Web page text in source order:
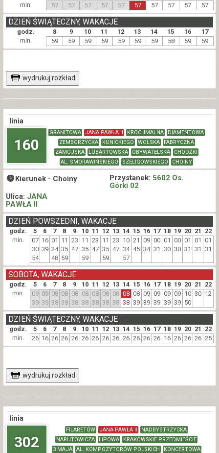
min. 57 57 57 57 57 57 57 57 57 57
godz. 8 9 10 11 12 13 14 15 16 17
DZIEŃ ŚWIĄTECZNY, WAKACJE
min. 59 59 59 59 59 59 59 58 59 59
wydrukuj rozkład
linia
160
GRANITOWA JANA PAWŁA II KROCHMALNA
DIAMENTOWA
ZEMBORZYCKA
KUNICKIEGO WOLSKA
FABRYCZNA
ZAMOJSKA
LUBARTOWSKA OBYWATELSKA
CHODŹKI
AL. SMORAWIŃSKIEGO
SZELIGOWSKIEGO CHOINY
Kierunek - Choiny Przystanek: 5602 Os.
Górki 02
Ulica: JANA
PAWŁA II
godz. 5 6 7 8 9 10 11 12 13 14 15 16 17 18 19 20 21 22
DZIEŃ POWSZEDNI, WAKACJE
min.
07
30
54
16
39
01
24
48
11
35
59
23
47
11
35
59
23
47
11
35
59
23
47
10
34
57
21
45
09
34
00
31
01
30
00
30
01
31
01
31
01
31
godz. 5 6 7 8 9 10 11 12 13 14 15 16 17 18 19 20 21 22
SOBOTA, WAKACJE
min.
09
39
09
39
08
38
08
38
08
38
08
38
08
38
08
38
08
38
08
38
08
39
09
39
09
39
09
39
09
39
10
50
30 12
godz. 5 6 7 8 9 10 11 12 13 14 15 16 17 18 19 20 21 22
DZIEŃ ŚWIĄTECZNY, WAKACJE
min. 26 16 26 26 26 26 26 26 26 26 26 26 26 16 26 26 26 25
wydrukuj rozkład
linia
302
FILARETÓW JANA PAWŁA II
NADBYSTRZYCKA
NARUTOWICZA
LIPOWA
KRAKOWSKIE PRZEDMIEŚCIE
3 MAJA
AL. KOMPOZYTORÓW POLSKICH KONCERTOWA